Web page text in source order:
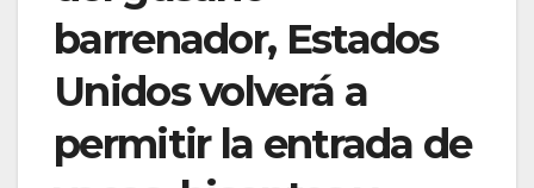
barrenador, Estados
Unidos volverá a
permitir la entrada de